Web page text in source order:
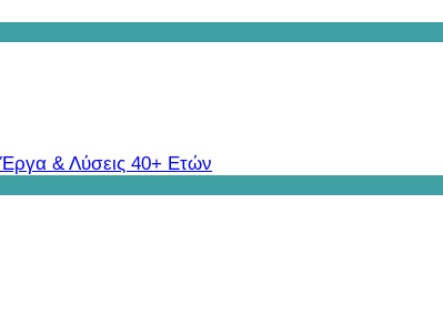
& Λύσεις 40+ Ετών